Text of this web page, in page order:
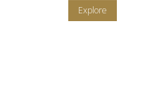
Explore